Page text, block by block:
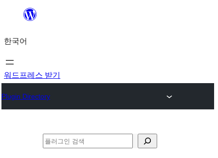
츠
로
바
가
한국어
워드프레스 받기
Plugin Directory
검